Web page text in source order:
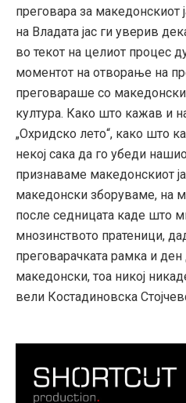
преговара за македонскиот
на Владата јас ги уверив
во текот на целиот процес
моментот на отворање на
преговараше со
култура. Како што кажав и
„Охридско лето“, како што
некој сака да го убеди
признаваме македонскиот
македонски зборуваме, на
после седницата каде што
мнозинството пратеници,
преговарачката рамка и
македонски, тоа никој
вели Костадиновска